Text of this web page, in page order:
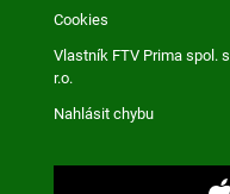
Cookies
Vlastník FTV Prima spol. s
r.o.
Nahlásit chybu